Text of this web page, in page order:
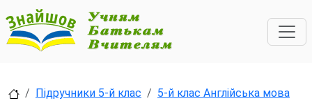
Підручники 5-й клас 5-й клас Англійська мова